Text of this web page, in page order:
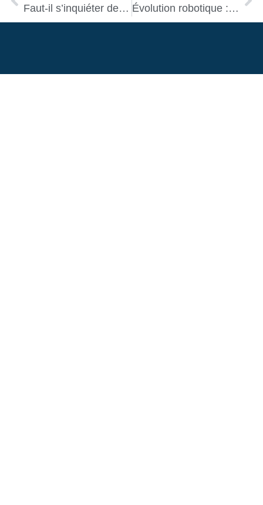
Faut-il s’inquiéter de la sécurité avec les nouveaux robots maison ?
Évolution robotique : impact sur notre quotidien